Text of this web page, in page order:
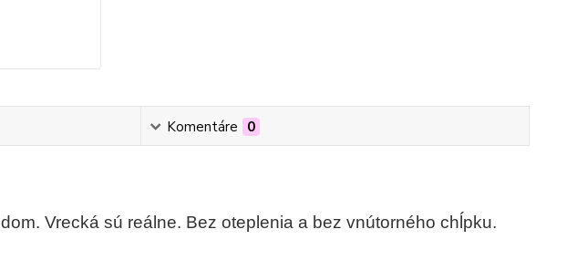
Komentáre 0
Vrecká sú reálne. Bez oteplenia a bez vnútorného chĺpku.